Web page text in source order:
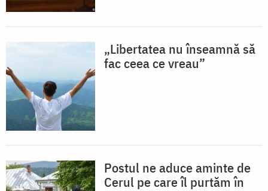
„Libertatea nu înseamnă să
fac ceea ce vreau”
Postul ne aduce aminte de
Cerul pe care îl purtăm în